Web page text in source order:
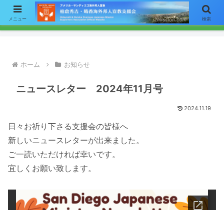
【お知らせ】ニュースレターのメールによる配信をご希望の方はここをク
リックして「お問い合わせ」フォームからアドレスをご連絡下さい。
ホーム お知らせ
ニュースレター 2024年11月号
2024.11.19
日々お祈り下さる支援会の皆様へ
新しいニュースレターが出来ました。
ご一読いただければ幸いです。
宜しくお願い致します。
メニュー 検索